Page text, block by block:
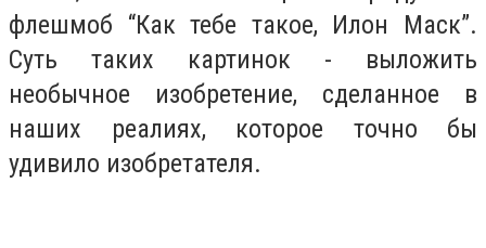
флешмоб “Как тебе такое, Илон Маск”.
Суть таких картинок - выложить
необычное изобретение, сделанное в
наших реалиях, которое точно бы
удивило изобретателя.